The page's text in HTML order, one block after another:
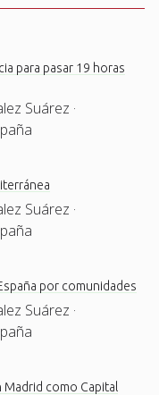
para pasar 19 horas
Suárez ·
Suárez ·
por comunidades
Suárez ·
Madrid como Capital